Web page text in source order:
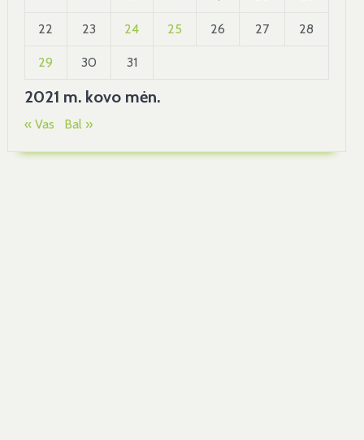
2021 m. kovo mėn.
22 23 24 25 26 27 28
29 30 31
« Vas Bal »